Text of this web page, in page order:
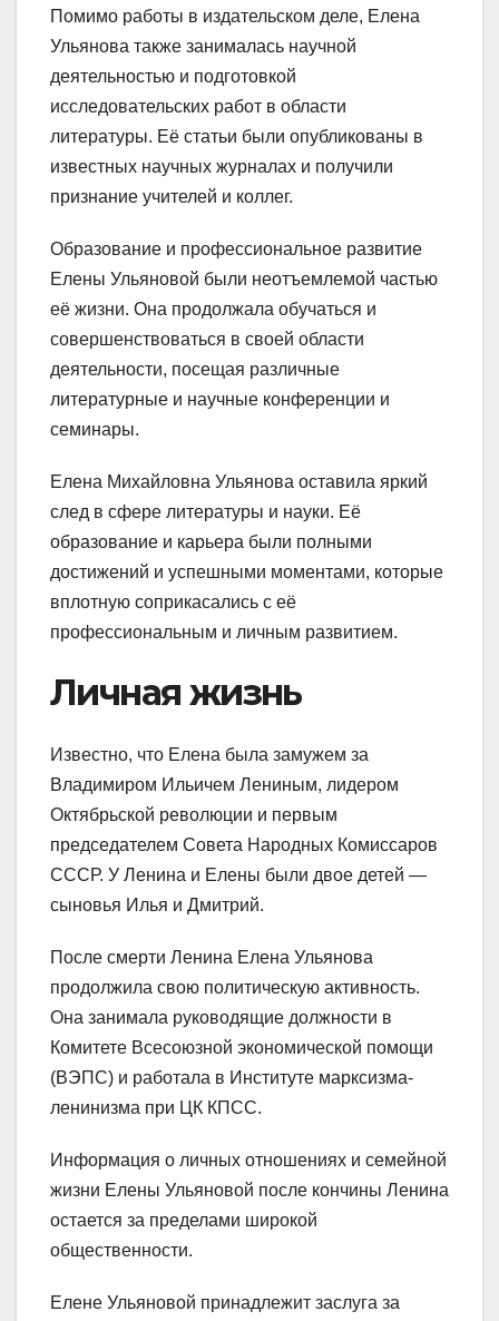
Помимо работы в издательском деле, Елена
Ульянова также занималась научной
деятельностью и подготовкой
исследовательских работ в области
литературы. Её статьи были опубликованы в
известных научных журналах и получили
признание учителей и коллег.
Образование и профессиональное развитие
Елены Ульяновой были неотъемлемой частью
её жизни. Она продолжала обучаться и
совершенствоваться в своей области
деятельности, посещая различные
литературные и научные конференции и
семинары.
Елена Михайловна Ульянова оставила яркий
след в сфере литературы и науки. Её
образование и карьера были полными
достижений и успешными моментами, которые
вплотную соприкасались с её
профессиональным и личным развитием.
Личная жизнь
Известно, что Елена была замужем за
Владимиром Ильичем Лениным, лидером
Октябрьской революции и первым
председателем Совета Народных Комиссаров
СССР. У Ленина и Елены были двое детей —
сыновья Илья и Дмитрий.
После смерти Ленина Елена Ульянова
продолжила свою политическую активность.
Она занимала руководящие должности в
Комитете Всесоюзной экономической помощи
(ВЭПС) и работала в Институте марксизма-
ленинизма при ЦК КПСС.
Информация о личных отношениях и семейной
жизни Елены Ульяновой после кончины Ленина
остается за пределами широкой
общественности.
Елене Ульяновой принадлежит заслуга за